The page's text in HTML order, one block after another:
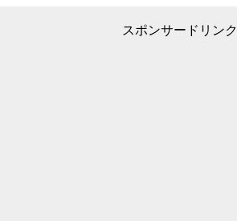
スポンサードリンク